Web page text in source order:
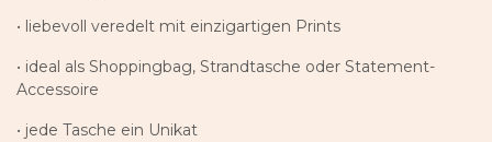
• liebevoll veredelt mit einzigartigen Prints
• ideal als Shoppingbag, Strandtasche oder Statement-
Accessoire
• jede Tasche ein Unikat